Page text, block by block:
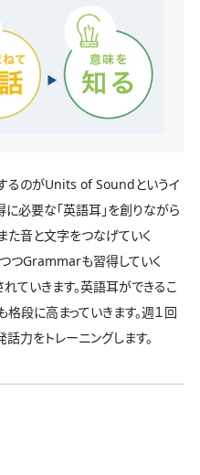
るのがUnits of Soundというイ
必要な「英語耳」を創りながら
た音と文字をつなげていく
つGrammarも習得していく
ていきます。英語耳ができるこ
格段に高まっていきます。週１回
力をトレーニングします。